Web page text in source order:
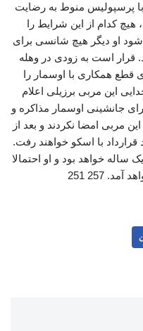
پرسپولیس منوط به رضایت
هیچ کدام از این شرایط را
او دیگر هیچ شانسی برای
است به زودی در وهله
قطع همکاری با اوسمار را
این مربی برزیلی اعلام
جانشینی اوسمار مذاکره و
مربی امضا نکردند و بعد از
با اسکو خواهند رفت.
ساله خواهد بود و او احتمالا
257 251